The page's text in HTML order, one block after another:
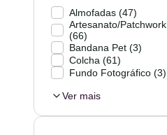
Almofadas (47)
Artesanato/Patchwork
(66)
Bandana Pet (3)
Colcha (61)
Fundo Fotográfico (3)
Ver mais